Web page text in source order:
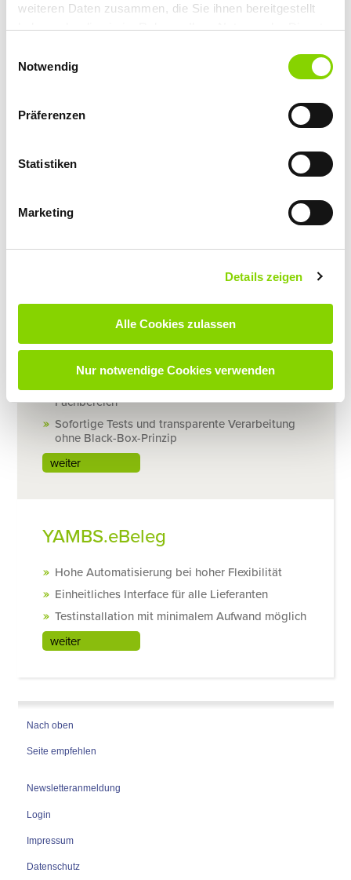
weiteren Daten zusammen, die Sie ihnen bereitgestellt
haben oder die sie im Rahmen Ihrer Nutzung der Dienste
Cookies, wenn Sie unsere Webseite weiterhin nutzen.
Notwendig
Präferenzen
Statistiken
Marketing
Details zeigen
Alle Cookies zulassen
Nur notwendige Cookies verwenden
Einfache Installation in wenigen Tagen
weiter
YAMBS.Forderungsmanagement
Liquidität
Transparente Dokumentation, lückenlose
YAMBS.smartPDF
PDF-Daten fehlerfrei auslesen – ganz ohne OCR
Einfache Konfiguration und Pflege direkt im
Fachbereich
Sofortige Tests und transparente Verarbeitung
ohne Black-Box-Prinzip
weiter
YAMBS.eBeleg
Hohe Automatisierung bei hoher Flexibilität
Einheitliches Interface für alle Lieferanten
Testinstallation mit minimalem Aufwand möglich
weiter
Nach oben
Seite empfehlen
Newsletteranmeldung
Login
Impressum
Datenschutz